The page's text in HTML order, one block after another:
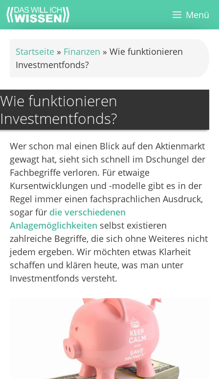
Zum
Inhalt
springen
Menü
Startseite » Finanzen » Wie funktionieren
Investmentfonds?
Wie funktionieren
Investmentfonds?
Wer schon mal einen Blick auf den Aktienmarkt
gewagt hat, sieht sich schnell im Dschungel der
Fachbegriffe verloren. Für etwaige
Kursentwicklungen und -modelle gibt es in der
Regel immer einen fachsprachlichen Ausdruck,
sogar für die verschiedenen
Anlagemöglichkeiten selbst existieren
zahlreiche Begriffe, die sich ohne Weiteres nicht
jedem ergeben. Wir möchten etwas Klarheit
schaffen und klären heute, was man unter
Investmentfonds versteht.